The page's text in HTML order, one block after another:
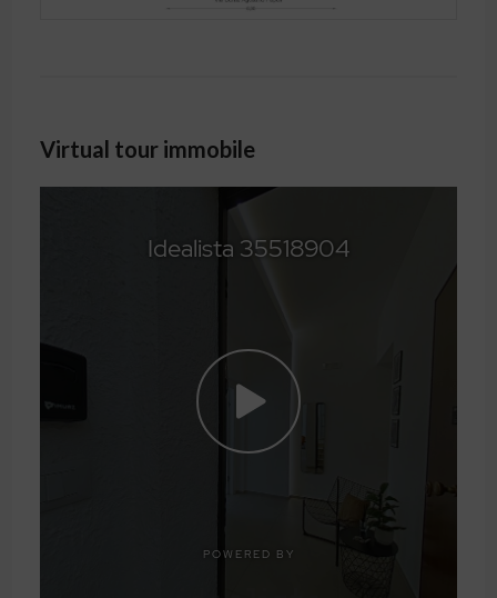
Virtual tour immobile